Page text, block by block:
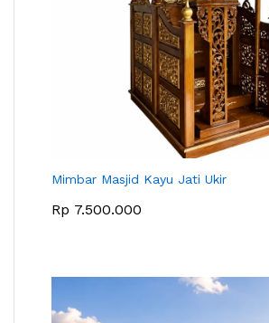
Mimbar Masjid Kayu Jati Ukir
Rp 7.500.000